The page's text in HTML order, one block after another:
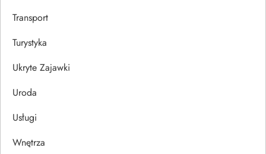
Transport
Turystyka
Ukryte Zajawki
Uroda
Usługi
Wnętrza